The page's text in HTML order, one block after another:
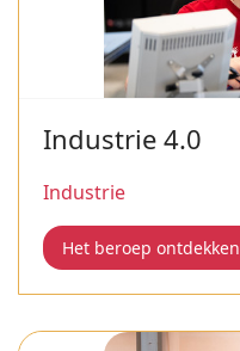
Industrie 4.0
Industrie
Het beroep ontdekken